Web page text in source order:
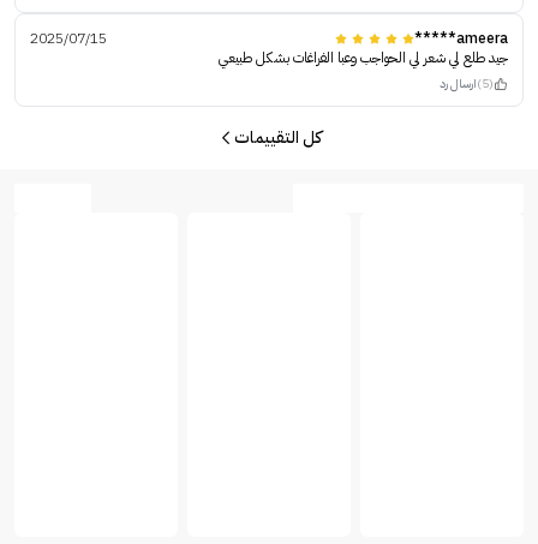
ameera*****
2025/07/15
جيد طلع لي شعر لي الحواجب وعبا الفراغات بشكل طبيعي
(5) ارسال رد
كل التقييمات